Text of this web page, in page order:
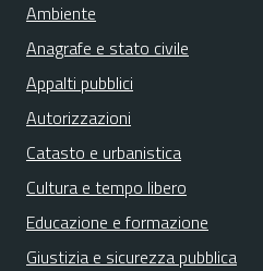
Ambiente
Anagrafe e stato civile
Appalti pubblici
Autorizzazioni
Catasto e urbanistica
Cultura e tempo libero
Educazione e formazione
Giustizia e sicurezza pubblica